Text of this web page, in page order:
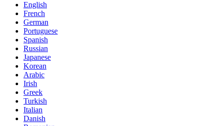
English
French
German
Portuguese
Spanish
Russian
Japanese
Korean
Arabic
Irish
Greek
Turkish
Italian
Danish